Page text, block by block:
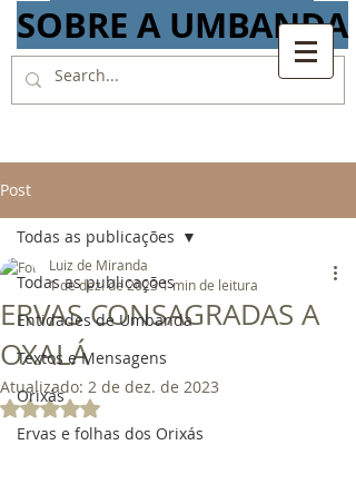
SOBRE A UMBANDA
Post
Todas as publicações
Entidades de Umbanda
Textos e Mensagens
Orixás
Ervas e folhas dos Orixás
Todas as publicações
ERVAS CONSAGRADAS A
OXALÁ
Luiz de Miranda
1 de dez. de 20231 min de leitura
Atualizado: 2 de dez. de 2023
Avaliado com NaN de 5 estrelas.